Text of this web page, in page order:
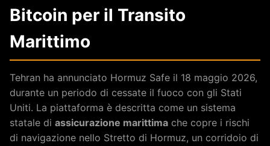
Bitcoin per il Transito
Marittimo
Tehran ha annunciato Hormuz Safe il 18 maggio 2026,
durante un periodo di cessate il fuoco con gli Stati
Uniti. La piattaforma è descritta come un sistema
statale di assicurazione marittima che copre i rischi
di navigazione nello Stretto di Hormuz, un corridoio di